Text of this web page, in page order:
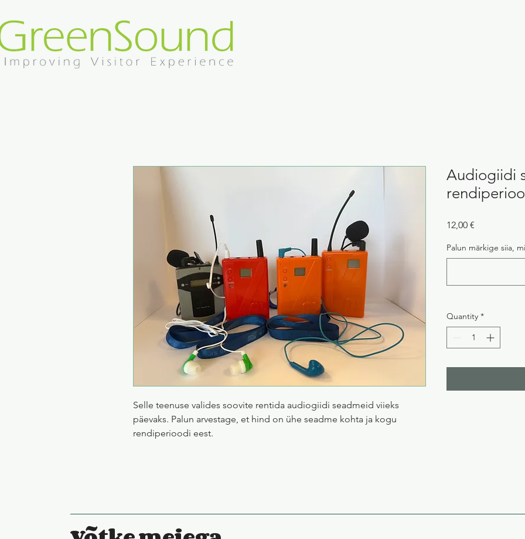
Selle teenuse valides soovite rentida audiogiidi seadmeid viieks
päevaks. Palun arvestage, et hind on ühe seadme kohta ja kogu
rendiperioodi eest.
Audiogiidi
12,00 €
Palun märkige siia,
Quantity *